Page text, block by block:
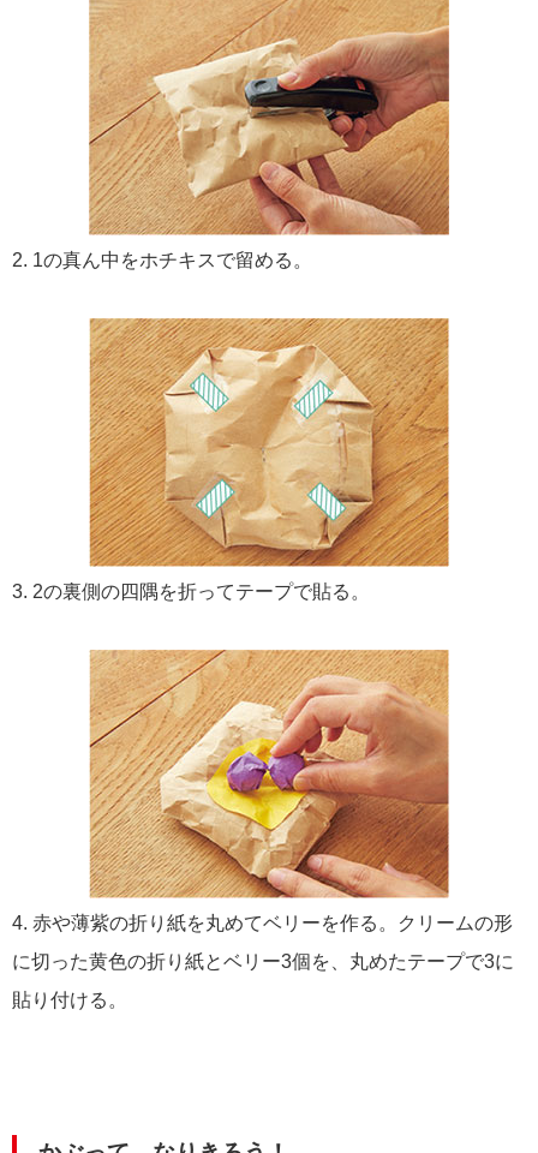
2. 1の真ん中をホチキスで留める。
3. 2の裏側の四隅を折ってテープで貼る。
4. 赤や薄紫の折り紙を丸めてベリーを作る。クリームの形
に切った黄色の折り紙とベリー3個を、丸めたテープで3に
貼り付ける。